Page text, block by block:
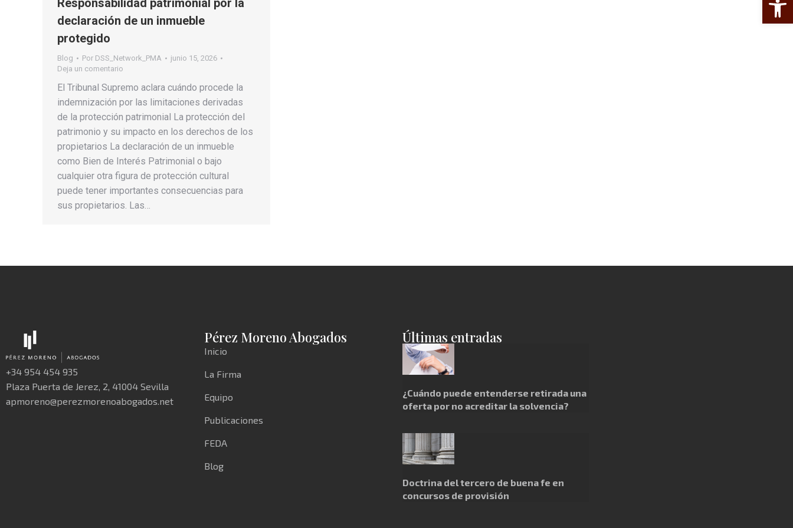
declaración de un inmueble
protegido
Blog Por DSS_Network_PMA
junio 15, 2026
Deja un comentario
El Tribunal Supremo aclara cuándo procede la
indemnización por las limitaciones derivadas
de la protección patrimonial La protección del
patrimonio y su impacto en los derechos de los
propietarios La declaración de un inmueble
como Bien de Interés Patrimonial o bajo
cualquier otra figura de protección cultural
puede tener importantes consecuencias para
sus propietarios. Las…
+34 954 454 935
Plaza Puerta de Jerez, 2, 41004 Sevilla
apmoreno@perezmorenoabogados.net
Pérez Moreno Abogados
Inicio
La Firma
Equipo
Publicaciones
FEDA
Blog
Últimas entradas
¿Cuándo puede entenderse retirada una
oferta por no acreditar la solvencia?
Doctrina del tercero de buena fe en
concursos de provisión